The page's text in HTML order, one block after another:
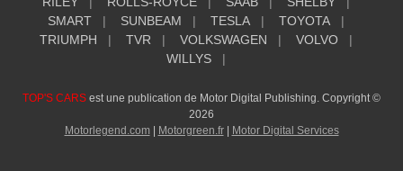
SMART
SUNBEAM TESLA
TOYOTA
TRIUMPH
TVR VOLKSWAGEN
VOLVO
WILLYS
TOP'S CARS est une publication de Motor Digital Publishing. Copyright ©
2026
Motorlegend.com| Motorgreen.fr| Motor Digital Services